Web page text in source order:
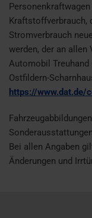
Kraftstoffverbrauch,
Stromverbrauch
werden, der an allen
Automobil Treuhand
Ostfildern-
https://www.dat.de/
Bei allen Angaben
Änderungen und